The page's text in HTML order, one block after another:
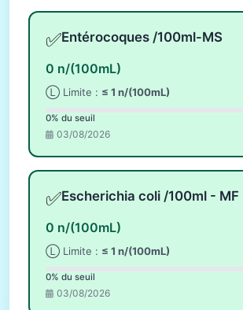
✅Entérocoques /100ml-MS
0 n/(100mL)
Ⓛ Limite : ≤ 1 n/(100mL)
0% du seuil
03/08/2026
✅Escherichia coli /100ml - MF
0 n/(100mL)
Ⓛ Limite : ≤ 1 n/(100mL)
0% du seuil
03/08/2026